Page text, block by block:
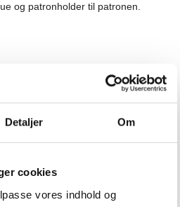
Detaljer Om
cookies
vores indhold og
og patronholder til patronen.